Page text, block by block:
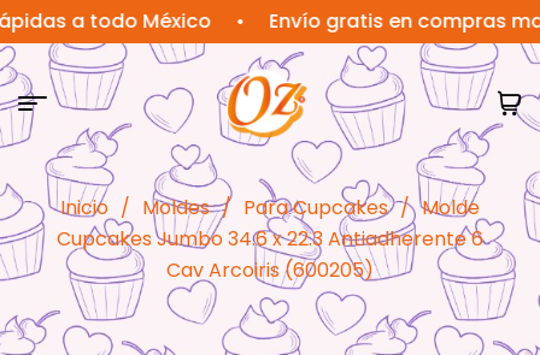
a todo México • Envío gratis en compras
Inicio / Moldes / Para Cupcakes / Molde
Cupcakes Jumbo 34.6 x 22.3 Antiadherente 6
Cav Arcoiris (600205)